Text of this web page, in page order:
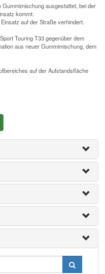
ausgestattet, bei der
kommt.
auf der Straße verhindert.
Touring T33 gegenüber dem
aus neuer Gummimischung, dem
auf der Aufstandsfläche